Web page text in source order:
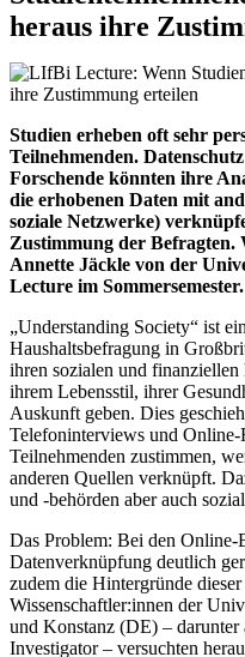
heraus ihre
Studien erheben oft sehr
Teilnehmenden.
Forschende könnten ihre
die erhobenen Daten mit
soziale Netzwerke)
Zustimmung der Befragten.
Annette Jäckle von der
Lecture im Sommersemester.
„Understanding Society“ ist
Haushaltsbefragung in
ihren sozialen und
ihrem Lebensstil, ihrer
Auskunft geben. Dies
Telefoninterviews und Online-
Teilnehmenden zustimmen,
anderen Quellen verknüpft.
und -behörden aber auch
Das Problem: Bei den
Datenverknüpfung deutlich
zudem die Hintergründe
Wissenschaftler:innen der
und Konstanz (DE) – darunter
Investigator – versuchten